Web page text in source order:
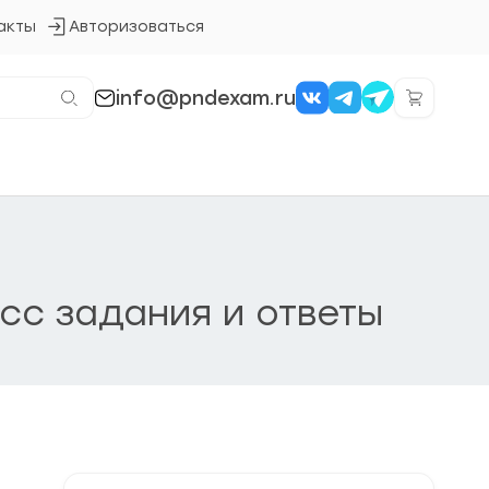
Авторизоваться
Кнопка
info@pndexam.ru
задания и ответы